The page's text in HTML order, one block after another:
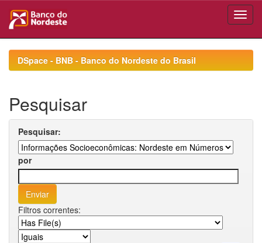
navigationDSpace - BNB - Banco do Nordeste do Brasil
Pesquisar
Pesquisar:
por
Filtros correntes: